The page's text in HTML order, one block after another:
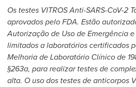
Os testes VITROS Anti-SARS-CoV-2
aprovados pelo FDA. Estão
Autorização de Uso de Emergência
limitados a laboratórios certificados
Melhoria de Laboratório Clínico de
§263a, para realizar testes de
alta. O uso dos testes de anticorpos